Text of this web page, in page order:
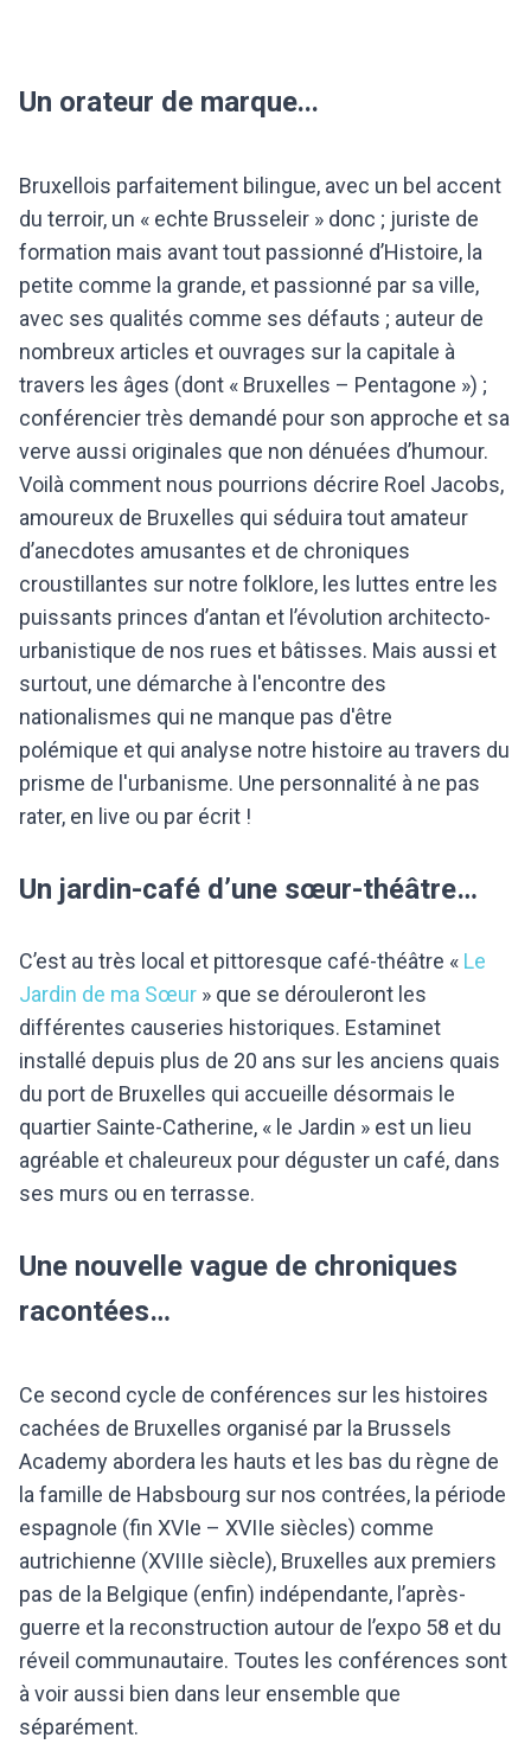
Un orateur de marque...
Bruxellois parfaitement bilingue, avec un bel accent
du terroir, un « echte Brusseleir » donc ; juriste de
formation mais avant tout passionné d’Histoire, la
petite comme la grande, et passionné par sa ville,
avec ses qualités comme ses défauts ; auteur de
nombreux articles et ouvrages sur la capitale à
travers les âges (dont « Bruxelles – Pentagone ») ;
conférencier très demandé pour son approche et sa
verve aussi originales que non dénuées d’humour.
Voilà comment nous pourrions décrire Roel Jacobs,
amoureux de Bruxelles qui séduira tout amateur
d’anecdotes amusantes et de chroniques
croustillantes sur notre folklore, les luttes entre les
puissants princes d’antan et l’évolution architecto-
urbanistique de nos rues et bâtisses. Mais aussi et
surtout, une démarche à l'encontre des
nationalismes qui ne manque pas d'être
polémique et qui analyse notre histoire au travers du
prisme de l'urbanisme. Une personnalité à ne pas
rater, en live ou par écrit !
Un jardin-café d’une sœur-théâtre…
C’est au très local et pittoresque café-théâtre « Le
Jardin de ma Sœur » que se dérouleront les
différentes causeries historiques. Estaminet
installé depuis plus de 20 ans sur les anciens quais
du port de Bruxelles qui accueille désormais le
quartier Sainte-Catherine, « le Jardin » est un lieu
agréable et chaleureux pour déguster un café, dans
ses murs ou en terrasse.
Une nouvelle vague de chroniques
racontées…
Ce second cycle de conférences sur les histoires
cachées de Bruxelles organisé par la Brussels
Academy abordera les hauts et les bas du règne de
la famille de Habsbourg sur nos contrées, la période
espagnole (fin XVIe – XVIIe siècles) comme
autrichienne (XVIIIe siècle), Bruxelles aux premiers
pas de la Belgique (enfin) indépendante, l’après-
guerre et la reconstruction autour de l’expo 58 et du
réveil communautaire. Toutes les conférences sont
à voir aussi bien dans leur ensemble que
séparément.